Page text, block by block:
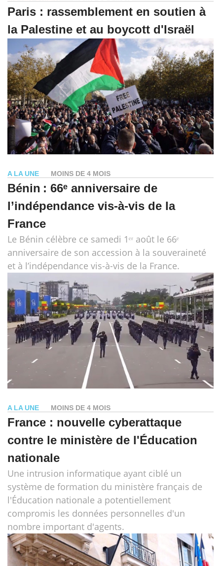
Paris : rassemblement en soutien à
la Palestine et au boycott d'Israël
A LA UNE MOINS DE 4 MOIS
Bénin : 66ᵉ anniversaire de
l’indépendance vis-à-vis de la
France
Le Bénin célèbre ce samedi 1ᵉʳ août le 66ᵉ
anniversaire de son accession à la souveraineté
et à l’indépendance vis-à-vis de la France.
A LA UNE MOINS DE 4 MOIS
France : nouvelle cyberattaque
contre le ministère de l'Éducation
nationale
Une intrusion informatique ayant ciblé un
système de formation du ministère français de
l'Éducation nationale a potentiellement
compromis les données personnelles d'un
nombre important d'agents.